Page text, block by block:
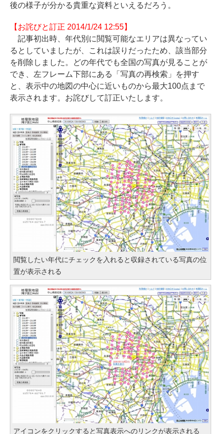
後の様子が分かる貴重な資料といえるだろう。
【お詫びと訂正 2014/1/24 12:55】
記事初出時、年代別に閲覧可能なエリアは異なってい
るとしていましたが、これは誤りだったため、該当部分
を削除しました。どの年代でも全国の写真が見ることが
でき、左フレーム下部にある「写真の再検索」を押す
と、表示中の地図の中心に近いものから最大100点まで
表示されます。お詫びして訂正いたします。
閲覧したい年代にチェックを入れると収録されている写真の位
置が表示される
アイコンをクリックすると写真表示へのリンクが表示される